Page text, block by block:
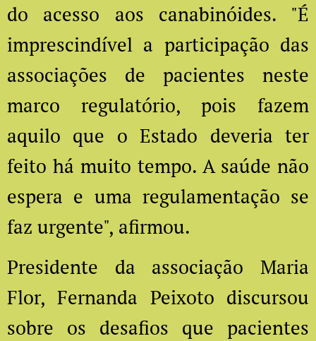
do acesso aos canabinóides. "É
imprescindível a participação das
associações de pacientes neste
marco regulatório, pois fazem
aquilo que o Estado deveria ter
feito há muito tempo. A saúde não
espera e uma regulamentação se
faz urgente", afirmou.
Presidente da associação Maria
Flor, Fernanda Peixoto discursou
sobre os desafios que pacientes